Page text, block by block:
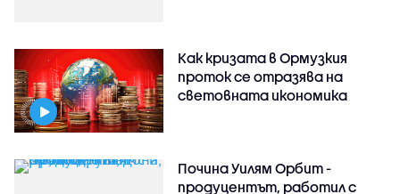
Как кризата в Ормузкия
проток се отразява на
световната икономика
Почина Уилям Орбит -
продуцентът, работил с